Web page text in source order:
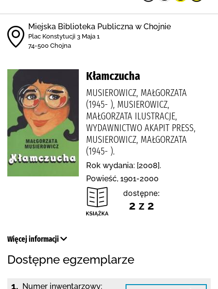
Miejska Biblioteka Publiczna w Chojnie
Plac Konstytucji 3 Maja 1
74-500 Chojna
Kłamczucha
MUSIEROWICZ, MAŁGORZATA
(1945- ), MUSIEROWICZ,
MAŁGORZATA ILUSTRACJE,
WYDAWNICTWO AKAPIT PRESS,
MUSIEROWICZ, MAŁGORZATA
(1945- ).
Rok wydania: [2008].
Powieść, 1901-2000
dostępne:
2 z 2
Więcej informacji
Dostępne egzemplarze
1. Numer inwentarzowy: